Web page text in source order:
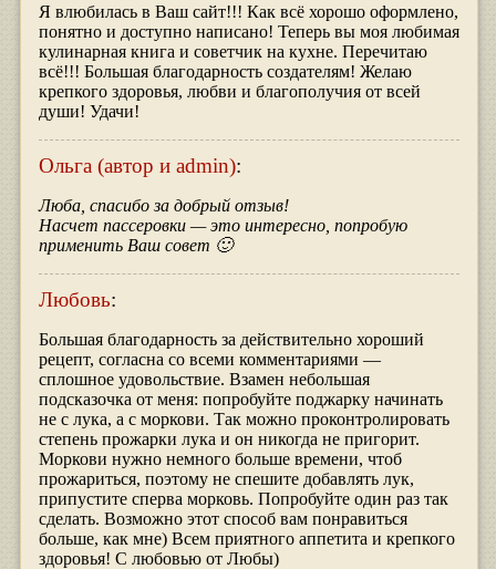
Я влюбилась в Ваш сайт!!! Как всё хорошо оформлено,
понятно и доступно написано! Теперь вы моя любимая
кулинарная книга и советчик на кухне. Перечитаю
всё!!! Большая благодарность создателям! Желаю
крепкого здоровья, любви и благополучия от всей
души! Удачи!
Ольга (автор и admin):
Люба, спасибо за добрый отзыв!
Насчет пассеровки — это интересно, попробую
применить Ваш совет 🙂
Любовь:
Большая благодарность за действительно хороший
рецепт, согласна со всеми комментариями —
сплошное удовольствие. Взамен небольшая
подсказочка от меня: попробуйте поджарку начинать
не с лука, а с моркови. Так можно проконтролировать
степень прожарки лука и он никогда не пригорит.
Моркови нужно немного больше времени, чтоб
прожариться, поэтому не спешите добавлять лук,
припустите сперва морковь. Попробуйте один раз так
сделать. Возможно этот способ вам понравиться
больше, как мне) Всем приятного аппетита и крепкого
здоровья! С любовью от Любы)